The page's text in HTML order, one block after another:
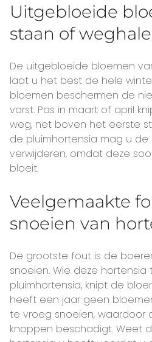
Uitgebloeide
staan of
De uitgebloeide bloemen
laat u het best de hele
bloemen beschermen de
vorst. Pas in maart of april
weg, net boven het eerste
de pluimhortensia mag u
verwijderen, omdat deze
bloeit.
Veelgemaakte
snoeien van
De grootste fout is de
snoeien. Wie deze
pluimhortensia, knipt de
heeft een jaar geen
te vroeg snoeien, waardoor
knoppen beschadigt. Weet